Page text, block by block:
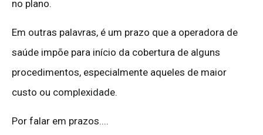
no plano.
Em outras palavras, é um prazo que a operadora de
saúde impõe para início da cobertura de alguns
procedimentos, especialmente aqueles de maior
custo ou complexidade.
Por falar em prazos....